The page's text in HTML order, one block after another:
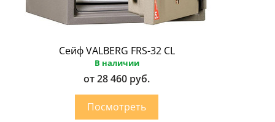
Сейф VALBERG FRS-32 CL
В наличии
от 28 460 руб.